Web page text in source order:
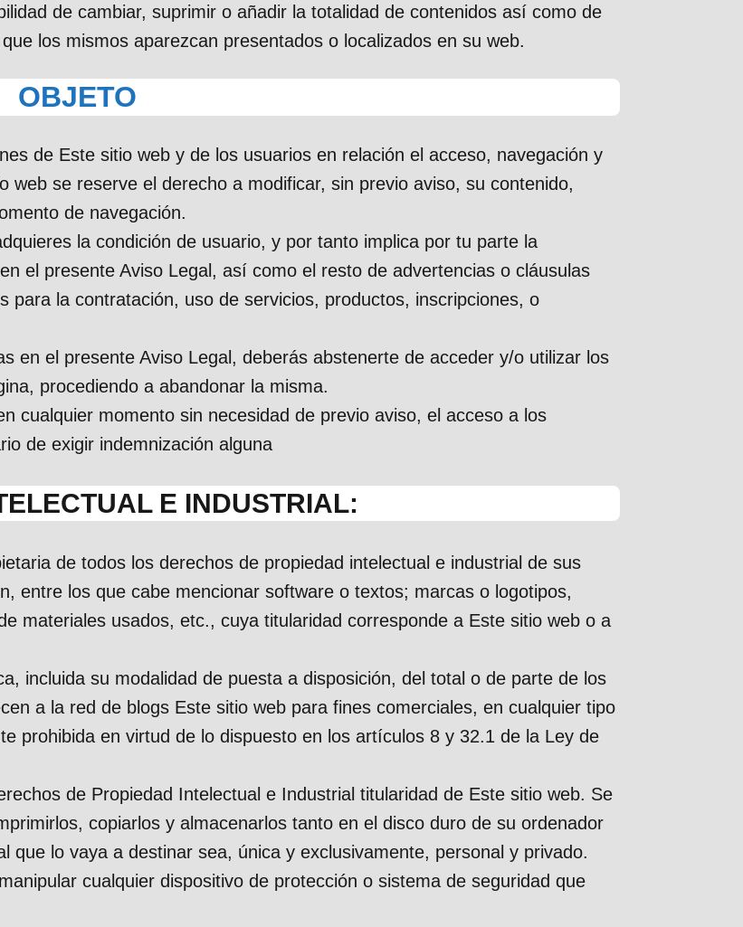
de cambiar, suprimir o añadir la totalidad de contenidos así como de
los mismos aparezcan presentados o localizados en su web.
OBJETO
de Este sitio web y de los usuarios en relación el acceso, navegación y
web se reserve el derecho a modificar, sin previo aviso, su contenido,
de navegación.
la condición de usuario, y por tanto implica por tu parte la
el presente Aviso Legal, así como el resto de advertencias o cláusulas
la contratación, uso de servicios, productos, inscripciones, o
en el presente Aviso Legal, deberás abstenerte de acceder y/o utilizar los
procediendo a abandonar la misma.
cualquier momento sin necesidad de previo aviso, el acceso a los
de exigir indemnización alguna
E INDUSTRIAL:
de todos los derechos de propiedad intelectual e industrial de sus
entre los que cabe mencionar software o textos; marcas o logotipos,
materiales usados, etc., cuya titularidad corresponde a Este sitio web o a
incluida su modalidad de puesta a disposición, del total o de parte de los
a la red de blogs Este sitio web para fines comerciales, en cualquier tipo
prohibida en virtud de lo dispuesto en los artículos 8 y 32.1 de la Ley de
de Propiedad Intelectual e Industrial titularidad de Este sitio web. Se
copiarlos y almacenarlos tanto en el disco duro de su ordenador
lo vaya a destinar sea, única y exclusivamente, personal y privado.
cualquier dispositivo de protección o sistema de seguridad que